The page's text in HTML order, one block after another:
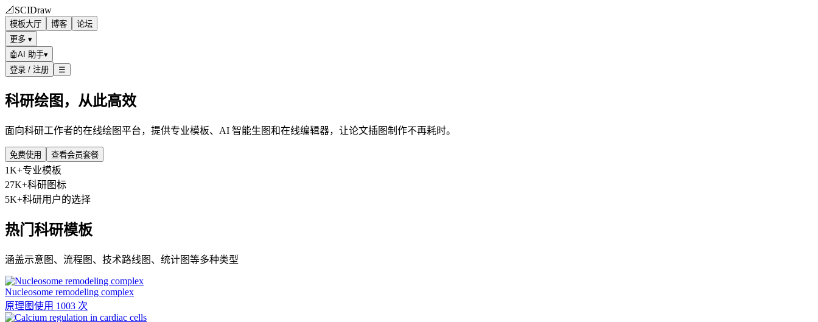
📐 SCIDraw
模板大厅 博客
论坛
更多 ▾
🤖AI 助手▾
登录 / 注册
☰
科研绘图，从此高效
面向科研工作者的在线绘图平台，提供专业模板、AI 智能生图和在线编辑器，让论文插图制作不再耗时。
免费使用 查看会员套餐
1K+专业模板
27K+科研图标
5K+科研用户的选择
热门科研模板
涵盖示意图、流程图、技术路线图、统计图等多种类型
Nucleosome remodeling complex
原理图使用 1003 次